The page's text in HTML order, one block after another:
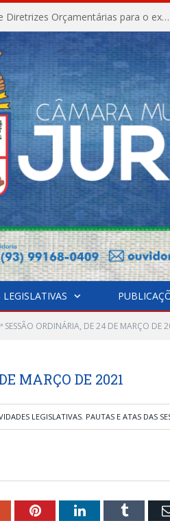
Câmara Municipal aprova Lei de Diretrizes Orçamentárias para o exercício financeiro de 2027
SESSÃO ORDINÁRIA, DE 24 DE MARÇO DE
MARÇO DE 2021
LEGISLATIVAS, PAUTAS E ATAS DAS
PinterestLinkedInTumblr